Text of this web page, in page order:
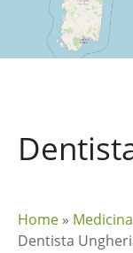
Home »
Dentista